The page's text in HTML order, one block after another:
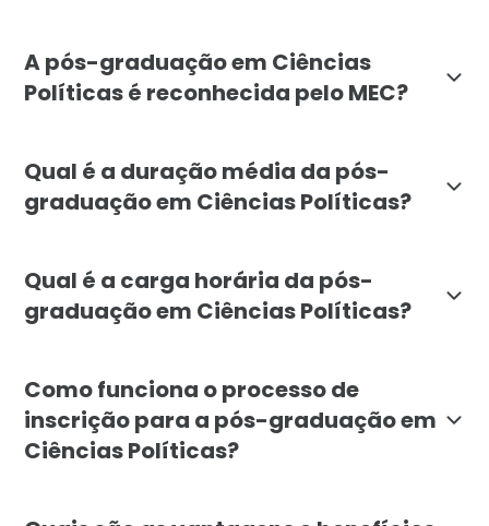
A pós-graduação em Ciências
Políticas é reconhecida pelo MEC?
Qual é a duração média da pós-
graduação em Ciências Políticas?
Qual é a carga horária da pós-
graduação em Ciências Políticas?
Como funciona o processo de
inscrição para a pós-graduação em
Ciências Políticas?